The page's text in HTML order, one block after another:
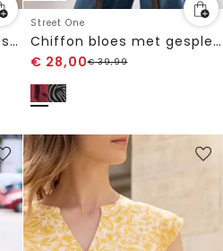
Seersucker-blouse met strepen
Street One
Chiffon bloes met gespleten hals
€ 28,00€39,99